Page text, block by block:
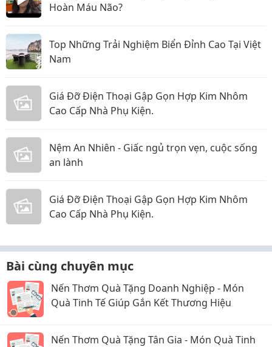
Hoàn Máu Não?
Top Những Trải Nghiệm Biển Đỉnh Cao Tại Việt
Nam
Giá Đỡ Điện Thoại Gập Gọn Hợp Kim Nhôm
Cao Cấp Nhà Phụ Kiện.
Nệm An Nhiên - Giấc ngủ trọn vẹn, cuộc sống
an lành
Giá Đỡ Điện Thoại Gập Gọn Hợp Kim Nhôm
Cao Cấp Nhà Phụ Kiện.
Bài cùng chuyên mục
Nến Thơm Quà Tặng Doanh Nghiệp - Món
Quà Tinh Tế Giúp Gắn Kết Thương Hiệu
Nến Thơm Quà Tặng Tân Gia - Món Quà Tinh